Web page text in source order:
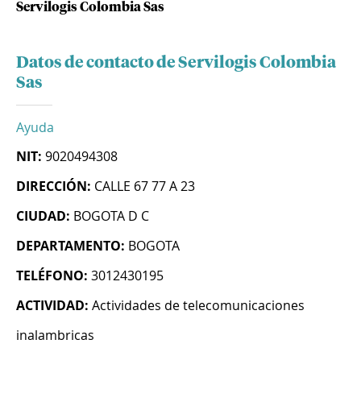
Servilogis Colombia Sas
Datos de contacto de Servilogis Colombia
Sas
Ayuda
NIT: 9020494308
DIRECCIÓN: CALLE 67 77 A 23
CIUDAD: BOGOTA D C
DEPARTAMENTO: BOGOTA
TELÉFONO: 3012430195
ACTIVIDAD: Actividades de telecomunicaciones
inalambricas